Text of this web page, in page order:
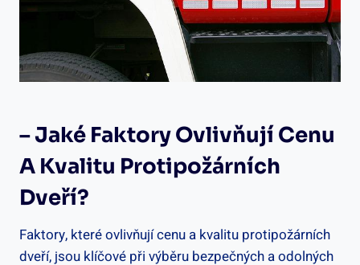
– Jaké Faktory Ovlivňují Cenu
A Kvalitu Protipožárních
Dveří?
Faktory, které ovlivňují cenu a kvalitu protipožárních
dveří, jsou klíčové při výběru bezpečných a odolných